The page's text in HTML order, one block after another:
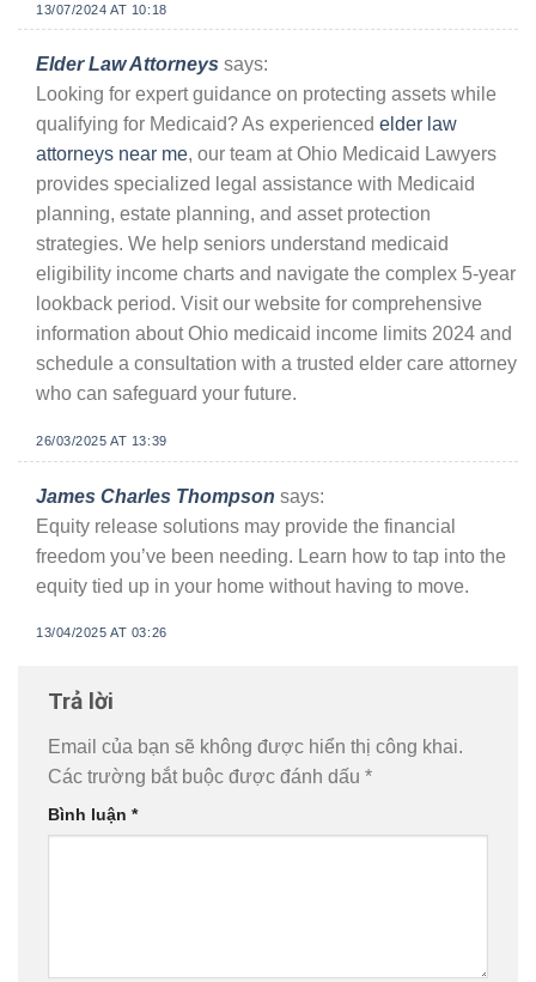
13/07/2024 AT 10:18
Elder Law Attorneys says:
Looking for expert guidance on protecting assets while
qualifying for Medicaid? As experienced elder law
attorneys near me, our team at Ohio Medicaid Lawyers
provides specialized legal assistance with Medicaid
planning, estate planning, and asset protection
strategies. We help seniors understand medicaid
eligibility income charts and navigate the complex 5-year
lookback period. Visit our website for comprehensive
information about Ohio medicaid income limits 2024 and
schedule a consultation with a trusted elder care attorney
who can safeguard your future.
26/03/2025 AT 13:39
James Charles Thompson says:
Equity release solutions may provide the financial
freedom you’ve been needing. Learn how to tap into the
equity tied up in your home without having to move.
13/04/2025 AT 03:26
Trả lời
Email của bạn sẽ không được hiển thị công khai.
Các trường bắt buộc được đánh dấu *
Bình luận *